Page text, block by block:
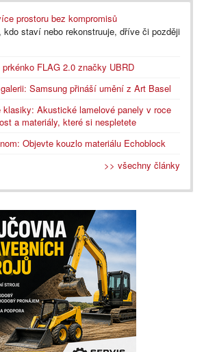
prostoru bez kompromisů
kdo staví nebo rekonstruuje, dříve či později
FLAG 2.0 značky UBRD
Samsung přináší umění z Art Basel
klasiky: Akustické lamelové panely v roce
a materiály, které si nespletete
Objevte kouzlo materiálu Echoblock
>> všechny články